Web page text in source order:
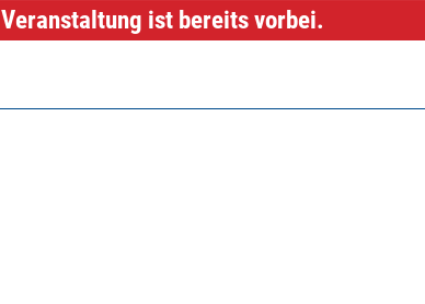
Veranstaltung ist bereits vorbei.